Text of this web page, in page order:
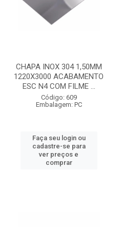
CHAPA INOX 304 1,50MM
1220X3000 ACABAMENTO
ESC N4 COM FILME ...
Código: 609
Embalagem: PC
Faça seu login ou
cadastre-se para
ver preços e
comprar